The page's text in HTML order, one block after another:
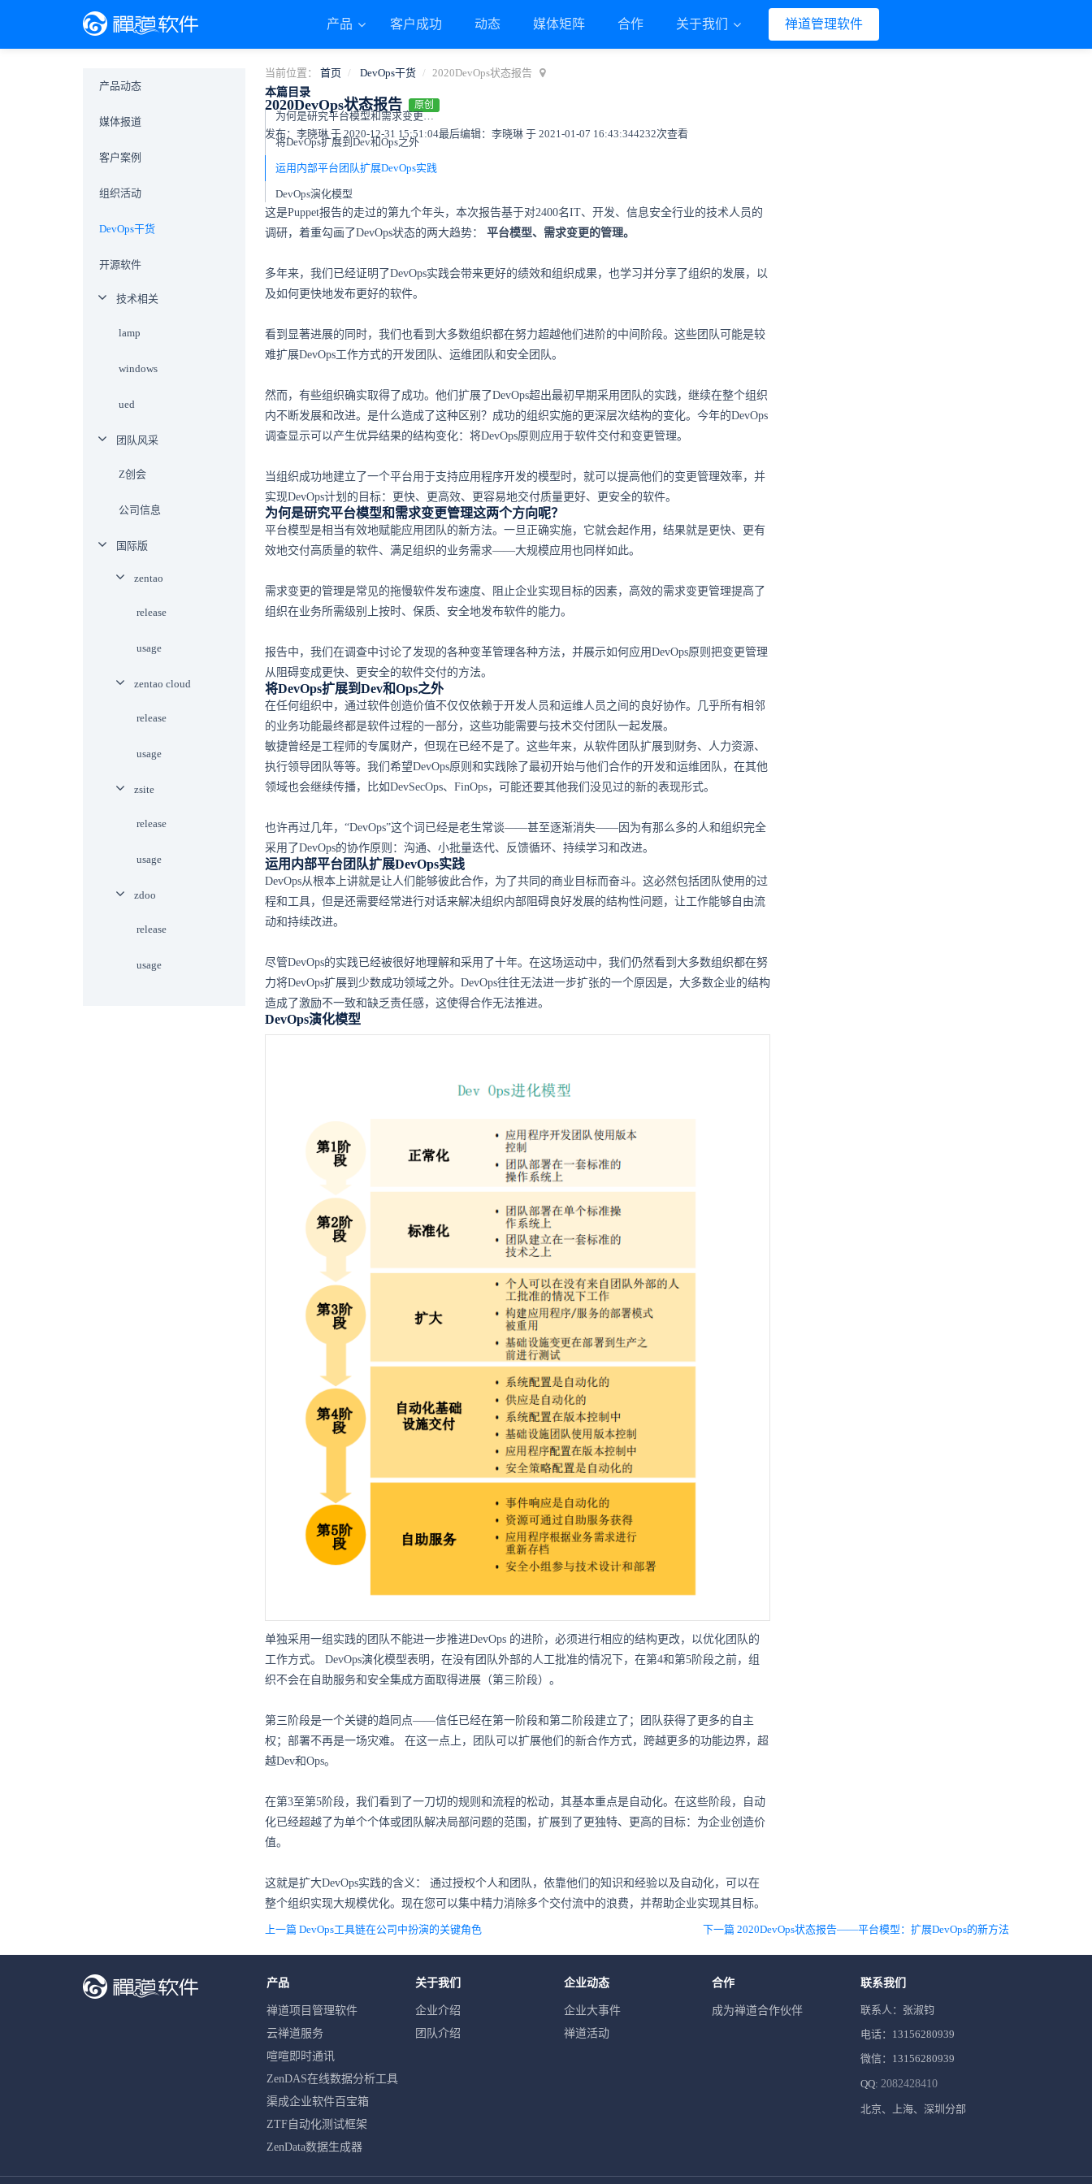
产品 客户成功 动态 媒体矩阵 合作 关于我们 禅道管理软件
当前位置： 首页 DevOps干货 2020DevOps状态报告
2020DevOps状态报告 原创
发布：李晓琳 于 2020-12-31 15:51:04最后编辑：李晓琳 于 2021-01-07 16:43:344232次查看
本篇目录
为何是研究平台模型和需求变更管理这两个方向呢？
将DevOps扩展到Dev和Ops之外
运用内部平台团队扩展DevOps实践
DevOps演化模型
这是Puppet报告的走过的第九个年头，本次报告基于对2400名IT、开发、信息安全行业的技术人员的
调研，着重勾画了DevOps状态的两大趋势： 平台模型、需求变更的管理。
多年来，我们已经证明了DevOps实践会带来更好的绩效和组织成果，也学习并分享了组织的发展，以
及如何更快地发布更好的软件。
看到显著进展的同时，我们也看到大多数组织都在努力超越他们进阶的中间阶段。这些团队可能是较
难扩展DevOps工作方式的开发团队、运维团队和安全团队。
然而，有些组织确实取得了成功。他们扩展了DevOps超出最初早期采用团队的实践，继续在整个组织
内不断发展和改进。是什么造成了这种区别？成功的组织实施的更深层次结构的变化。今年的DevOps
调查显示可以产生优异结果的结构变化：将DevOps原则应用于软件交付和变更管理。
当组织成功地建立了一个平台用于支持应用程序开发的模型时，就可以提高他们的变更管理效率，并
实现DevOps计划的目标：更快、更高效、更容易地交付质量更好、更安全的软件。
为何是研究平台模型和需求变更管理这两个方向呢？
平台模型是相当有效地赋能应用团队的新方法。一旦正确实施，它就会起作用，结果就是更快、更有
效地交付高质量的软件、满足组织的业务需求——大规模应用也同样如此。
需求变更的管理是常见的拖慢软件发布速度、阻止企业实现目标的因素，高效的需求变更管理提高了
组织在业务所需级别上按时、保质、安全地发布软件的能力。
报告中，我们在调查中讨论了发现的各种变革管理各种方法，并展示如何应用DevOps原则把变更管理
从阻碍变成更快、更安全的软件交付的方法。
将DevOps扩展到Dev和Ops之外
在任何组织中，通过软件创造价值不仅仅依赖于开发人员和运维人员之间的良好协作。几乎所有相邻
的业务功能最终都是软件过程的一部分，这些功能需要与技术交付团队一起发展。
敏捷曾经是工程师的专属财产，但现在已经不是了。这些年来，从软件团队扩展到财务、人力资源、
执行领导团队等等。我们希望DevOps原则和实践除了最初开始与他们合作的开发和运维团队，在其他
领域也会继续传播，比如DevSecOps、FinOps，可能还要其他我们没见过的新的表现形式。
也许再过几年，“DevOps”这个词已经是老生常谈——甚至逐渐消失——因为有那么多的人和组织完全
采用了DevOps的协作原则：沟通、小批量迭代、反馈循环、持续学习和改进。
运用内部平台团队扩展DevOps实践
DevOps从根本上讲就是让人们能够彼此合作，为了共同的商业目标而奋斗。这必然包括团队使用的过
程和工具，但是还需要经常进行对话来解决组织内部阻碍良好发展的结构性问题，让工作能够自由流
动和持续改进。
尽管DevOps的实践已经被很好地理解和采用了十年。在这场运动中，我们仍然看到大多数组织都在努
力将DevOps扩展到少数成功领域之外。DevOps往往无法进一步扩张的一个原因是，大多数企业的结构
造成了激励不一致和缺乏责任感，这使得合作无法推进。
DevOps演化模型
单独采用一组实践的团队不能进一步推进DevOps 的进阶，必须进行相应的结构更改，以优化团队的
工作方式。 DevOps演化模型表明，在没有团队外部的人工批准的情况下，在第4和第5阶段之前，组
织不会在自助服务和安全集成方面取得进展（第三阶段）。
第三阶段是一个关键的趋同点——信任已经在第一阶段和第二阶段建立了；团队获得了更多的自主
权；部署不再是一场灾难。 在这一点上，团队可以扩展他们的新合作方式，跨越更多的功能边界，超
越Dev和Ops。
在第3至第5阶段，我们看到了一刀切的规则和流程的松动，其基本重点是自动化。在这些阶段，自动
化已经超越了为单个个体或团队解决局部问题的范围，扩展到了更独特、更高的目标：为企业创造价
值。
这就是扩大DevOps实践的含义： 通过授权个人和团队，依靠他们的知识和经验以及自动化，可以在
整个组织实现大规模优化。现在您可以集中精力消除多个交付流中的浪费，并帮助企业实现其目标。
上一篇 DevOps工具链在公司中扮演的关键角色 下一篇 2020DevOps状态报告——平台模型：扩展DevOps的新方法
产品动态
媒体报道
客户案例
组织活动
DevOps干货
开源软件
技术相关
lamp
windows
ued
团队风采
Z创会
公司信息
国际版
zentao
release
usage
zentao cloud
release
usage
zsite
release
usage
zdoo
release
usage
产品
禅道项目管理软件
云禅道服务
喧喧即时通讯
ZenDAS在线数据分析工具
渠成企业软件百宝箱
ZTF自动化测试框架
ZenData数据生成器
关于我们
企业介绍
团队介绍
企业动态
企业大事件
禅道活动
合作
成为禅道合作伙伴
联系我们
联系人：张淑钧
电话：13156280939
微信：13156280939
QQ:2082428410
北京、上海、深圳分部